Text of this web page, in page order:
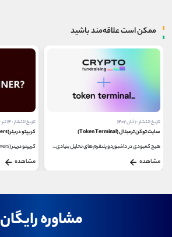
ممکن است علاقه‌مند باشید
تاریخ انتشار : ۱ آبان ۱۴۰۲
سایت توکن ترمینال (Token Terminal)
هیچ کمبودی در داشبورد و پلتفرم های تحلیل بنیادی...
مشاهده
تاریخ انتشار : ۱۴ تیر ۱۴۰۴
کریپتو درینر (Crypto Drainers)
کریپتو درینر (Crypto Drainers) به عنوان یکی از جدی...
مشاهده
مشاوره رایگان